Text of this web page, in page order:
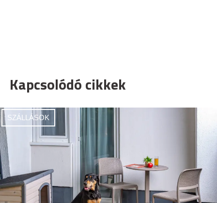
Kapcsolódó cikkek
SZÁLLÁSOK